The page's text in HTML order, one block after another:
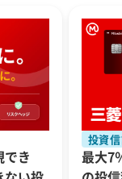
でき
投資
最大7